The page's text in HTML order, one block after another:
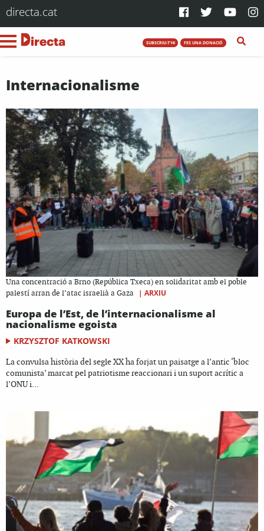
directa.cat
SUBSCRIU-T'HI FES UNA DONACIÓ
Internacionalisme
Una concentració a Brno (República Txeca) en solidaritat amb el poble
palestí arran de l’atac israelià a Gaza
| ARXIU
Europa de l’Est, de l’internacionalisme al
nacionalisme egoista
KRZYSZTOF KATKOWSKI
La convulsa història del segle XX ha forjat un paisatge a l’antic ‘bloc
comunista’ marcat pel patriotisme reaccionari i un suport acrític a
l’ONU i...